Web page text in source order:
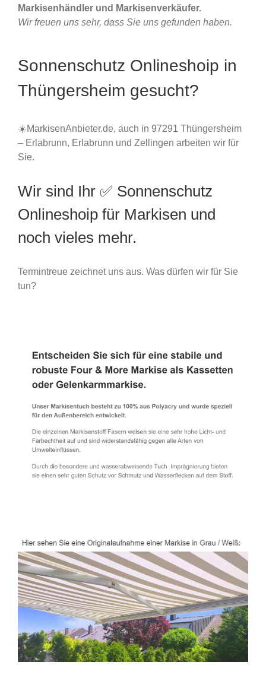
Markisenhändler und Markisenverkäufer.
Wir freuen uns sehr, dass Sie uns gefunden haben.
Sonnenschutz Onlineshoip in
Thüngersheim gesucht?
☀️MarkisenAnbieter.de, auch in 97291 Thüngersheim
– Erlabrunn, Erlabrunn und Zellingen arbeiten wir für
Sie.
Wir sind Ihr ✅ Sonnenschutz
Onlineshoip für Markisen und
noch vieles mehr.
Termintreue zeichnet uns aus. Was dürfen wir für Sie
tun?